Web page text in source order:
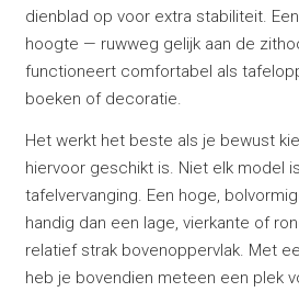
dienblad op voor extra stabiliteit.
hoogte — ruwweg gelijk aan de
functioneert comfortabel als
boeken of decoratie.
Het werkt het beste als je bewust
hiervoor geschikt is. Niet elk model
tafelvervanging. Een hoge,
handig dan een lage, vierkante of
relatief strak bovenoppervlak. Met
heb je bovendien meteen een plek